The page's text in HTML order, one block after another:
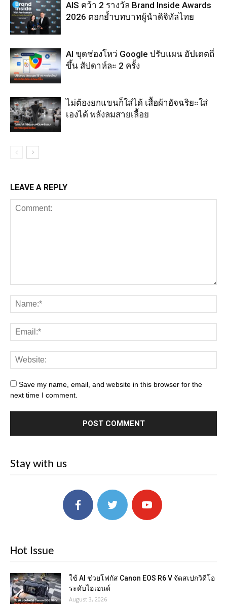
AIS คว้า 2 รางวัล Brand Inside Awards
2026 ตอกย้ำบทบาทผู้นำดิจิทัลไทย
AI ขุดช่องโหว่ Google ปรับแผน อัปเดตถี่
ขึ้น สัปดาห์ละ 2 ครั้ง
ไม่ต้องยกแขนก็ใส่ได้ เสื้อผ้าอัจฉริยะใส่
เองได้ พลังลมสายเลื้อย
LEAVE A REPLY
Save my name, email, and website in this browser for the
next time I comment.
Stay with us
Hot Issue
ใช้ AI ช่วยโฟกัส Canon EOS R6 V จัดสเปกวิดีโอ
ระดับไฮเอนด์
August 3, 2026